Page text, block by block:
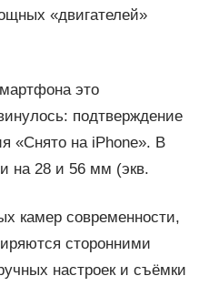
«двигателей»
это
подтверждение
«Снято на iPhone». В
на 28 и 56 мм (экв.
камер современности,
сторонними
настроек и съёмки